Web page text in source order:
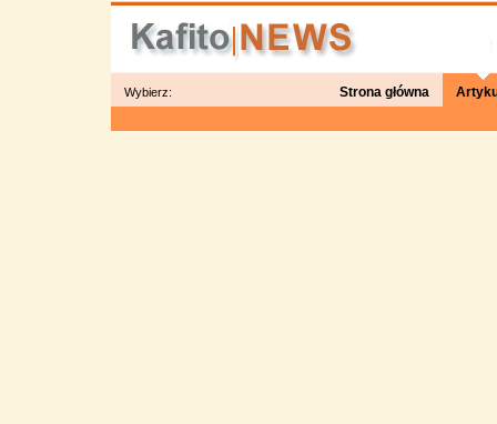
Wybierz: Strona główna